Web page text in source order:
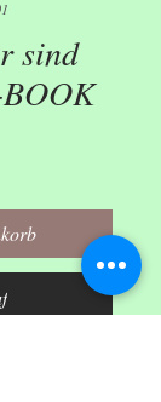
sind